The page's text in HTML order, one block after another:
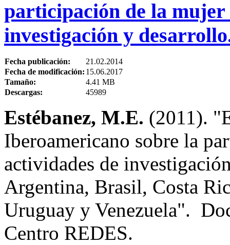
participación de la mujer
investigación y
Fecha publicación:
21.02.2014
Fecha de modificación: 15.06.2017
Tamaño:
4.41 MB
Descargas:
45989
Estébanez, M.E. (2011).
Iberoamericano sobre la
actividades de
Argentina, Brasil, Costa
Uruguay y Venezuela".
Centro REDES.